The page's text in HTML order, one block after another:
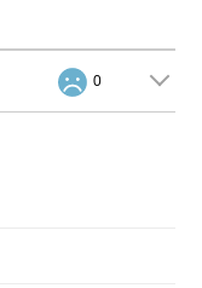
0